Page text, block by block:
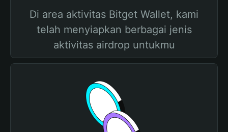
Di area aktivitas Bitget Wallet, kami
telah menyiapkan berbagai jenis
aktivitas airdrop untukmu